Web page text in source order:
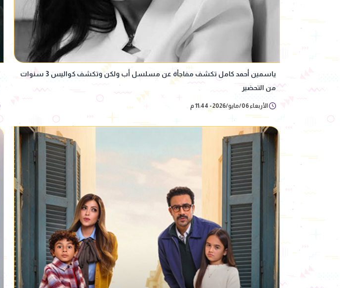
ياسمين أحمد كامل تكشف مفاجأة عن مسلسل أب ولكن وتكشف كواليس 3 سنوات
من التحضير
الأربعاء 06/مايو/2026 - 11:44 م